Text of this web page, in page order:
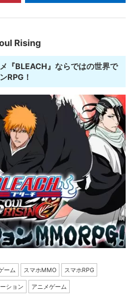
Rising
『BLEACH』ならではの世界で
RPG！
ーム スマホMMO スマホRPG
ション アニメゲーム